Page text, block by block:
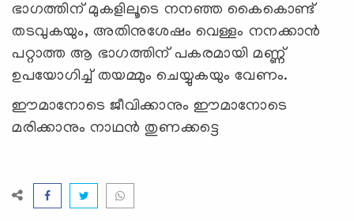
ഭാഗത്തിന് മുകളിലൂടെ നനഞ്ഞ കൈകൊണ്ട്
തടവുകയും, അതിനുശേഷം വെള്ളം നനക്കാൻ
പറ്റാത്ത ആ ഭാഗത്തിന് പകരമായി മണ്ണ്
ഉപയോഗിച്ച് തയമ്മും ചെയ്യുകയും വേണം.
ഈമാനോടെ ജീവിക്കാനും ഈമാനോടെ
മരിക്കാനും നാഥന്‍ തുണക്കട്ടെ